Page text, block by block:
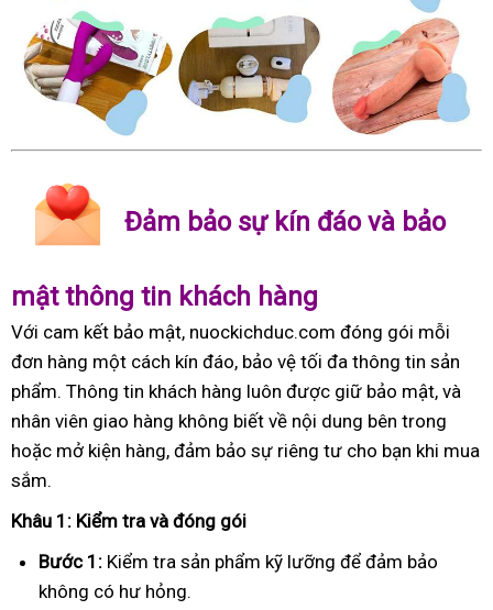
Đảm bảo sự kín đáo và bảo
mật thông tin khách hàng
Với cam kết bảo mật, nuockichduc.com đóng gói mỗi
đơn hàng một cách kín đáo, bảo vệ tối đa thông tin sản
phẩm. Thông tin khách hàng luôn được giữ bảo mật, và
nhân viên giao hàng không biết về nội dung bên trong
hoặc mở kiện hàng, đảm bảo sự riêng tư cho bạn khi mua
sắm.
Khâu 1: Kiểm tra và đóng gói
Bước 1: Kiểm tra sản phẩm kỹ lưỡng để đảm bảo
không có hư hỏng.